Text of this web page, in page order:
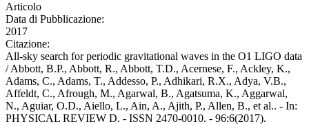
Articolo
Data di Pubblicazione:
2017
Citazione:
All-sky search for periodic gravitational waves in the O1 LIGO data
/ Abbott, B.P., Abbott, R., Abbott, T.D., Acernese, F., Ackley, K.,
Adams, C., Adams, T., Addesso, P., Adhikari, R.X., Adya, V.B.,
Affeldt, C., Afrough, M., Agarwal, B., Agatsuma, K., Aggarwal,
N., Aguiar, O.D., Aiello, L., Ain, A., Ajith, P., Allen, B., et al.. - In:
PHYSICAL REVIEW D. - ISSN 2470-0010. - 96:6(2017).